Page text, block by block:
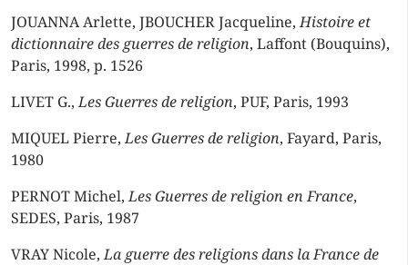
JOUANNA Arlette, JBOUCHER Jacqueline,Histoire et
dictionnaire des guerres de religion, Laffont (Bouquins),
Paris, 1998, p. 1526
LIVET G.,Les Guerres de religion, PUF, Paris, 1993
MIQUEL Pierre,Les Guerres de religion, Fayard, Paris,
1980
PERNOT Michel,Les Guerres de religion en France,
SEDES, Paris, 1987
VRAY Nicole,La guerre des religions dans la France de